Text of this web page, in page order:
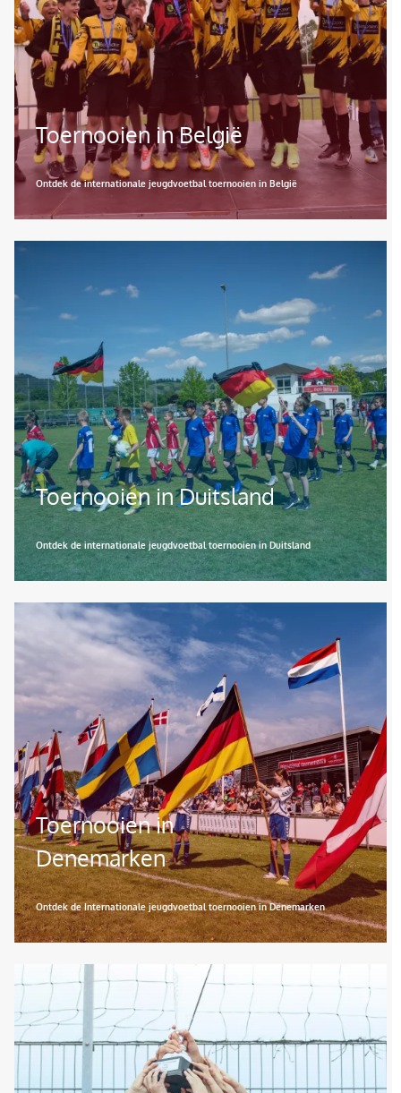
Toernooien in België
Ontdek de internationale jeugdvoetbal toernooien in België
Afbeelding
Toernooien in Duitsland
Ontdek de internationale jeugdvoetbal toernooien in Duitsland
Afbeelding
Toernooien in
Denemarken
Ontdek de Internationale jeugdvoetbal toernooien in Denemarken
Afbeelding